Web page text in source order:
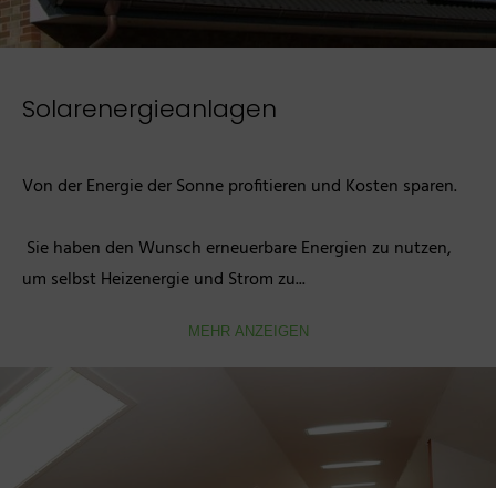
Solarenergieanlagen
Von der Energie der Sonne profitieren und Kosten sparen.
um selbst Heizenergie und Strom zu...
MEHR ANZEIGEN